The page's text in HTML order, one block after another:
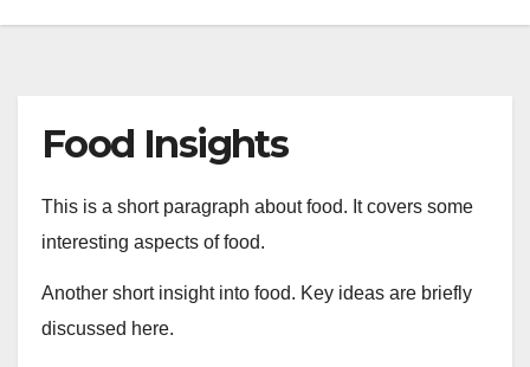
Food Insights
This is a short paragraph about food. It covers some
interesting aspects of food.
Another short insight into food. Key ideas are briefly
discussed here.